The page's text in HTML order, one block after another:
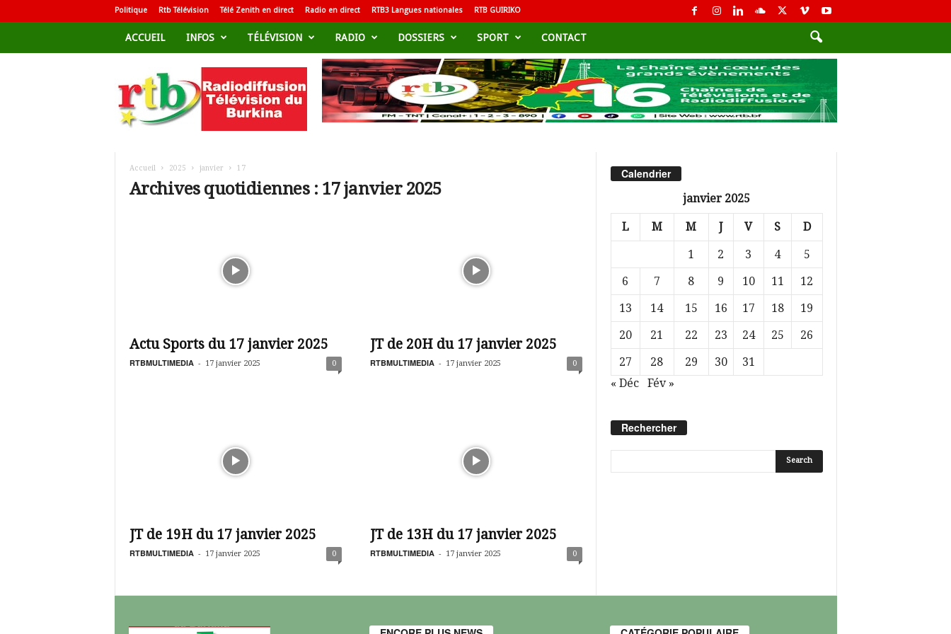
Politique Rtb Télévision Télé Zenith en direct Radio en direct RTB3 Langues nationales RTB GUIRIKO
ACCUEIL INFOS TÉLÉVISION RADIO DOSSIERS SPORT CONTACT
d
i
Accueil 2025 janvier 17
Archives quotidiennes : 17 janvier 2025
Actu Sports du 17 janvier 2025
RTBMULTIMEDIA - 17 janvier 2025 0
JT de 20H du 17 janvier 2025
RTBMULTIMEDIA - 17 janvier 2025 0
JT de 19H du 17 janvier 2025
RTBMULTIMEDIA - 17 janvier 2025 0
JT de 13H du 17 janvier 2025
RTBMULTIMEDIA - 17 janvier 2025 0
Calendrier
janvier 2025
L M M J V S D
1 2 3 4
5
6
7 8 9 10 11
12
13
14 15 16 17 18
19
20
21 22 23 24 25
26
27
28 29 30
31
« Déc
Fév »
Rechercher